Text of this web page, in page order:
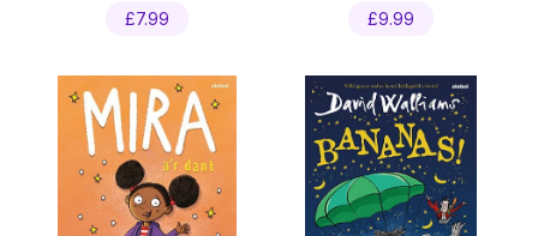
£7.99 £9.99